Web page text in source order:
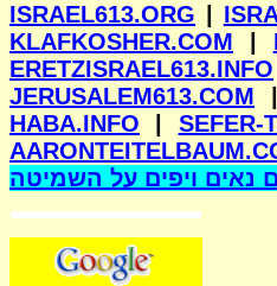
ISRAEL613.ORG
KLAFKOSHER.COM
ERETZISRAEL613.INFO
JERUSALEM613.COM
HABA.INFO
SEFER-
נאים ויפים על השמיטה